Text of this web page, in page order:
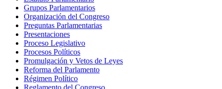
Grupos Parlamentarios
Organización del Congreso
Preguntas Parlamentarias
Presentaciones
Proceso Legislativo
Procesos Políticos
Promulgación y Vetos de Leyes
Reforma del Parlamento
Régimen Político
Reglamento del Congreso